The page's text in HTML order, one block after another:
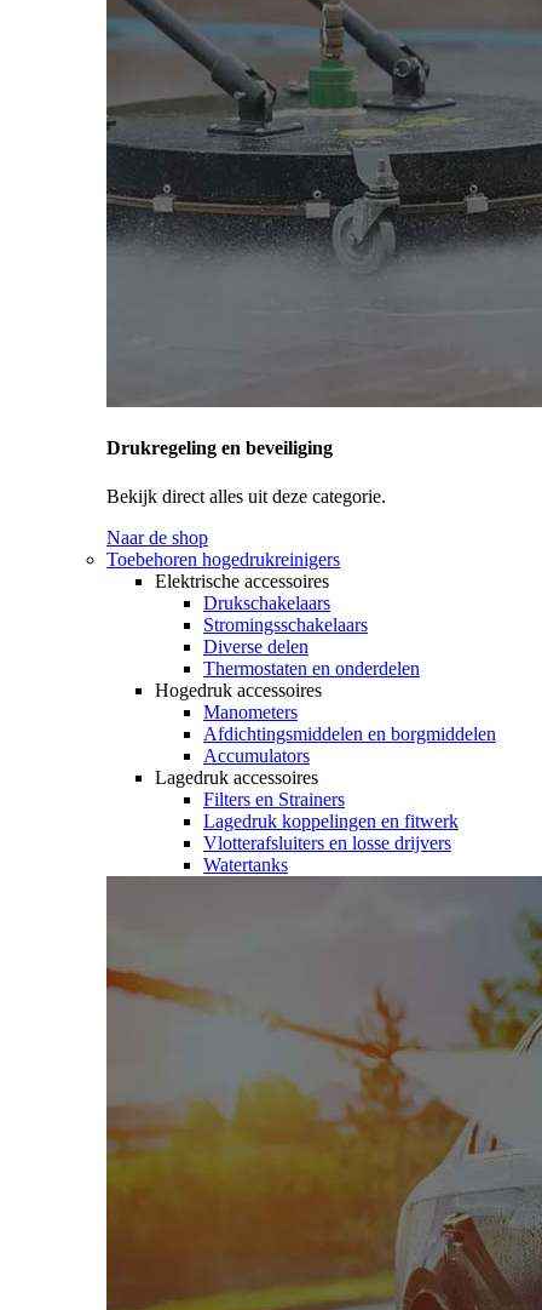
Drukregeling en beveiliging
Bekijk direct alles uit deze categorie.
Naar de shop
Toebehoren hogedrukreinigers
Elektrische accessoires
Drukschakelaars
Stromingsschakelaars
Diverse delen
Thermostaten en onderdelen
Hogedruk accessoires
Manometers
Afdichtingsmiddelen en borgmiddelen
Accumulators
Lagedruk accessoires
Filters en Strainers
Lagedruk koppelingen en fitwerk
Vlotterafsluiters en losse drijvers
Watertanks